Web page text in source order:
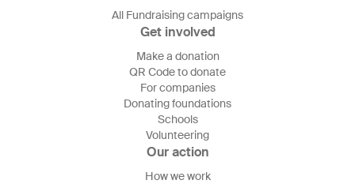
All Fundraising campaigns
Get involved
Make a donation
QR Code to donate
For companies
Donating foundations
Schools
Volunteering
Our action
How we work